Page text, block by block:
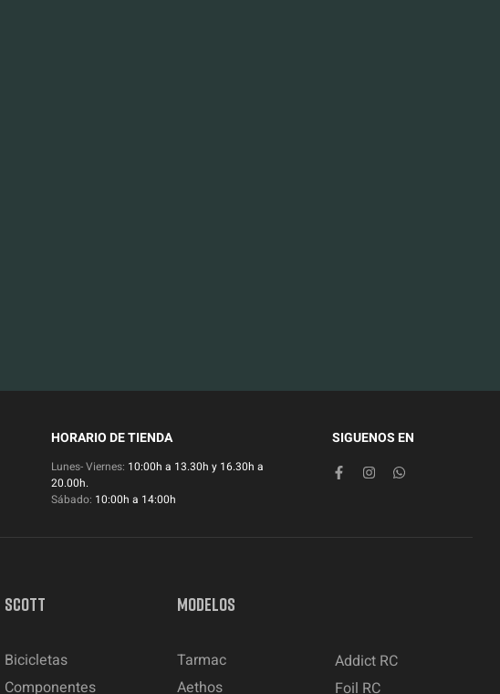
HORARIO DE TIENDA
Lunes- Viernes: 10:00h a 13.30h y 16.30h a
20.00h.
Sábado: 10:00h a 14:00h
SIGUENOS EN
SCOTT
Bicicletas
Componentes
MODELOS
Tarmac
Aethos
Addict RC
Foil RC